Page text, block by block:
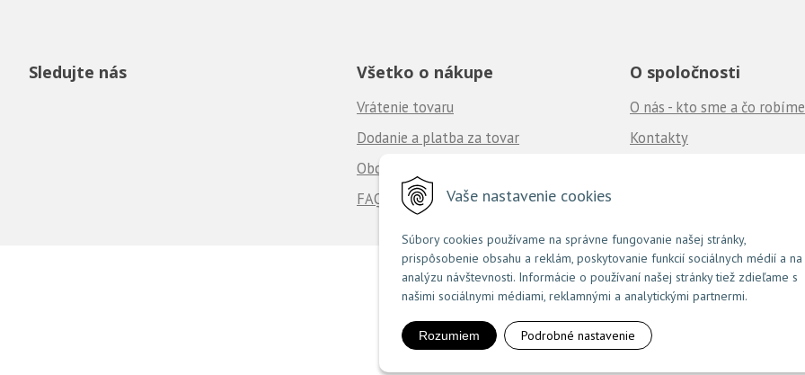
Vaše nastavenie cookies
Súbory cookies používame na správne fungovanie našej stránky,
prispôsobenie obsahu a reklám, poskytovanie funkcií sociálnych médií a na
analýzu návštevnosti. Informácie o používaní našej stránky tiež zdieľame s
našimi sociálnymi médiami, reklamnými a analytickými partnermi.
Rozumiem Podrobné nastavenie
Sledujte nás Všetko o nákupe
Vrátenie tovaru
Dodanie a platba za tovar
Obchodné podmienky
FAQ - často kladené otázky
O spoločnosti
O nás - kto sme a čo
Kontakty
© 2026 Couture.sk • NextShop & e-shop Pohoda Connectorby NextCom s.r.o.